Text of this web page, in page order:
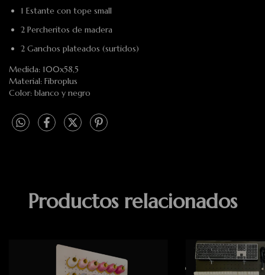
1 Estante con tope small
2 Percheritos de madera
2 Ganchos plateados (surtidos)
Medida: 100x58,5
Material: Fibroplus
Color: blanco y negro
Productos relacionados